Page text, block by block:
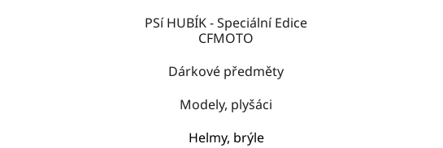
PSí HUBÍK - Speciální Edice
CFMOTO
Dárkové předměty
Modely, plyšáci
Helmy, brýle